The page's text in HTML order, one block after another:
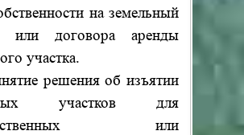
на земельный
или договора аренды
участка.
решения об изъятии
участков для
или